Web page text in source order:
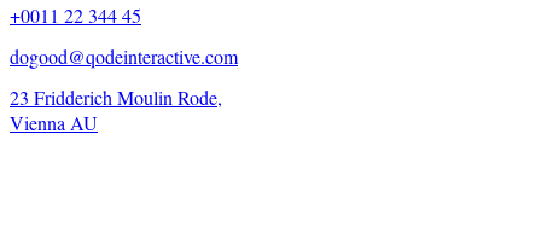
+0011 22 344 45
dogood@qodeinteractive.com
23 Fridderich Moulin Rode,
Vienna AU